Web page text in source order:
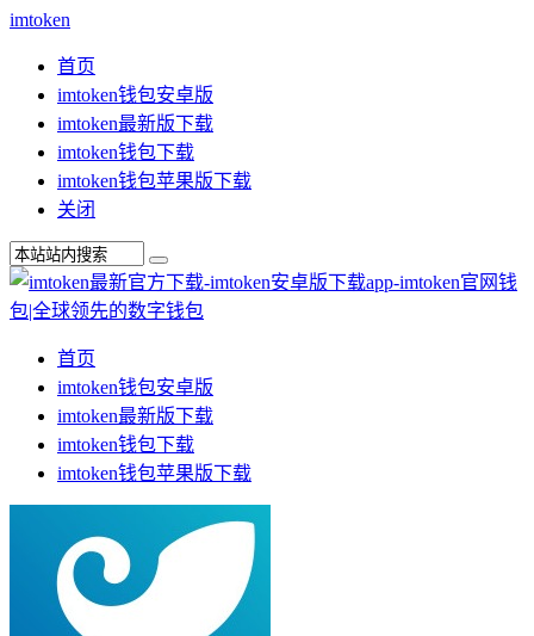
imtoken
首页
imtoken钱包安卓版
imtoken最新版下载
imtoken钱包下载
imtoken钱包苹果版下载
关闭
首页
imtoken钱包安卓版
imtoken最新版下载
imtoken钱包下载
imtoken钱包苹果版下载